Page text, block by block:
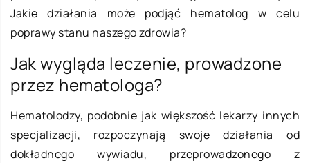
Jakie działania może podjąć hematolog w celu
poprawy stanu naszego zdrowia?
Jak wygląda leczenie, prowadzone
przez hematologa?
Hematolodzy, podobnie jak większość lekarzy innych
specjalizacji, rozpoczynają swoje działania od
dokładnego wywiadu, przeprowadzonego z